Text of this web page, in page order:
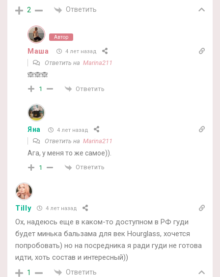
2 Ответить
Автор
Маша 4 лет назад
Ответить на Marina211
🙈🙈🙈
1 Ответить
Яна 4 лет назад
Ответить на Marina211
Ага, у меня то же самое)).
1 Ответить
Tilly 4 лет назад
Ох, надеюсь еще в каком-то доступном в РФ гуди
будет минька бальзама для век Hourglass, хочется
попробовать) но на посредника я ради гуди не готова
идти, хоть состав и интересный))
1 Ответить